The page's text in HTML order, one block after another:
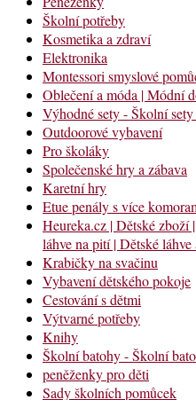
Školní potřeby
Kosmetika a zdraví
Elektronika
Montessori smyslové
Oblečení a móda | Módní
Výhodné sety - Školní
Outdoorové vybavení
Pro školáky
Společenské hry a zábava
Karetní hry
Etue penály s více
Heureka.cz | Dětské zboží
láhve na pití | Dětské
Krabičky na svačinu
Vybavení dětského pokoje
Cestování s dětmi
Výtvarné potřeby
Knihy
Školní batohy - Školní
peněženky pro děti
Sady školních pomůcek